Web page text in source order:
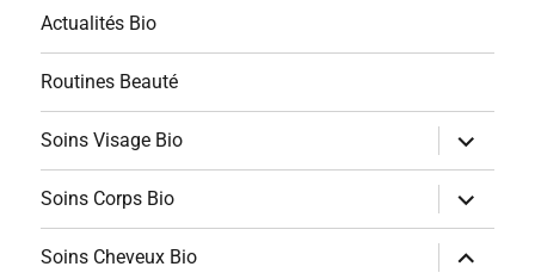
Actualités Bio
Routines Beauté
Soins Visage Bio
ouvrir
le
sous-
menu
Soins Corps Bio
ouvrir
le
sous-
menu
Soins Cheveux Bio
ouvrir
le